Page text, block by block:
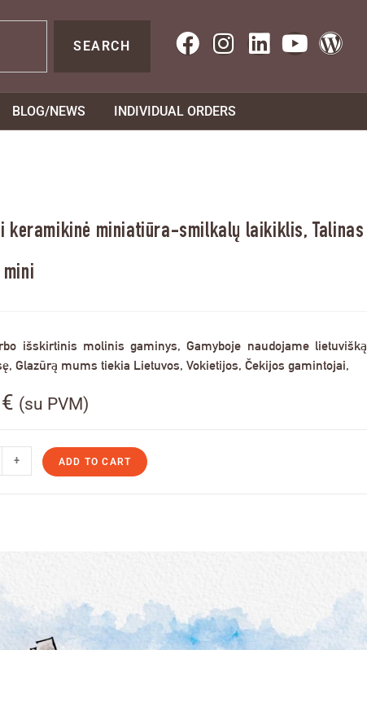
SEARCH
BLOG/NEWS INDIVIDUAL ORDERS
keramikinė miniatiūra-smilkalų laikiklis, Talinas
mini
išskirtinis molinis gaminys, Gamyboje naudojame lietuvišką
Glazūrą mums tiekia Lietuvos, Vokietijos, Čekijos gamintojai,
€ (su PVM)
+ ADD TO CART